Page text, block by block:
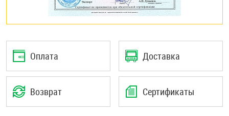
Оплата Доставка
Возврат Сертификаты